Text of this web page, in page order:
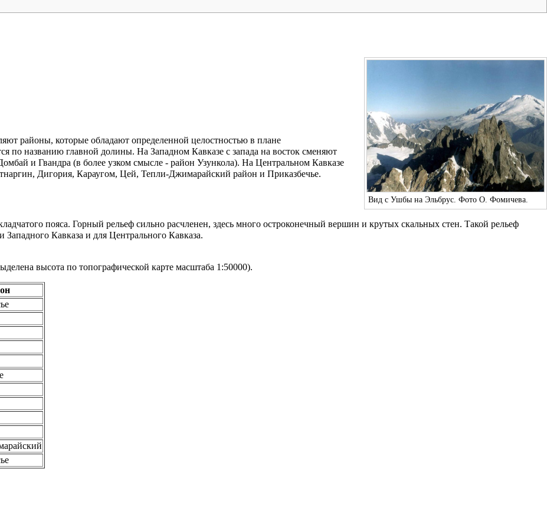
Вид с Ушбы на Эльбрус. Фото О. Фомичева.
районы, которые обладают определенной целостностью в плане
по названию главной долины. На Западном Кавказе с запада на восток сменяют
и Гвандра (в более узком смысле - район Узункола). На Центральном Кавказе
Дигория, Караугом, Цей, Тепли-Джимарайский район и Приказбечье.
пояса. Горный рельеф сильно расчленен, здесь много остроконечный вершин и крутых скальных стен. Такой рельеф
Западного Кавказа и для Центрального Кавказа.
высота по топографической карте масштаба 1:50000).